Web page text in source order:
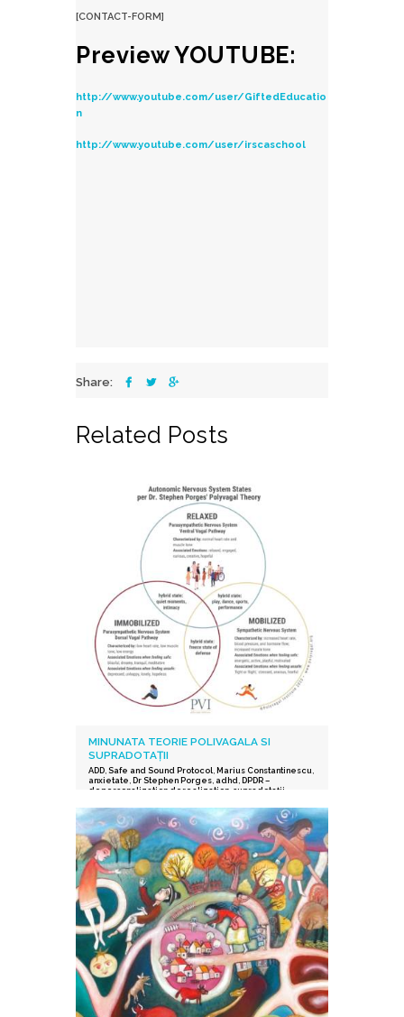
[CONTACT-FORM]
Preview YOUTUBE:
http://www.youtube.com/user/GiftedEducatio
n
http://www.youtube.com/user/irscaschool
Share:
Related Posts
MINUNATA TEORIE POLIVAGALA SI
SUPRADOTAȚII
ADD, Safe and Sound Protocol, Marius Constantinescu,
anxietate, Dr Stephen Porges, adhd, DPDR –
depersonalization derealization, supradotații.
supraexcitabilitate supradotati,Protocolul Safe and
Sound
,procesarea senzorială și auditorie
supradotati,Editura Herald,teoria polivagala,
Vindecare in ritmul tau,TSA